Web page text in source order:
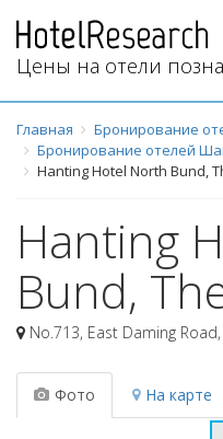
Цены на отели
Главная
Бронирование
Бронирование отелей
Hanting Hotel North Bund,
Hanting
Bund,
No.713, East Daming Road,
Фото На карте